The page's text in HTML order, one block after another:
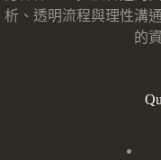
析、透明流程與理性溝
的